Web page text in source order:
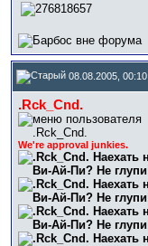
08.08.2005, 00:10
.Rck_Cnd.
We're approval junkies.